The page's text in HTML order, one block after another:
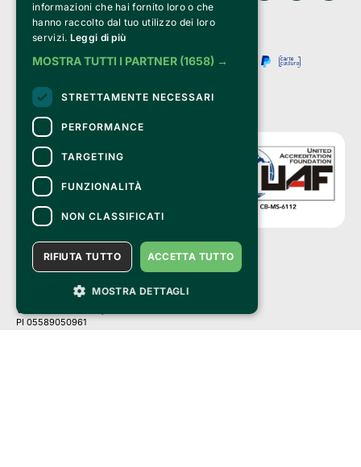
Clappit is a trademark of:
a Socio Unico
Via Fosse Ardeatine, 4 -20092 Cinisello Balsamo (MI)
PI 05589050961
informazioni che hai fornito loro o che
hanno raccolto dal tuo utilizzo dei loro
servizi. Leggi di più
MOSTRA TUTTI I PARTNER (1658) →
STRETTAMENTE NECESSARI
PERFORMANCE
TARGETING
FUNZIONALITÀ
NON CLASSIFICATI
ACCETTA TUTTO
RIFIUTA TUTTO
MOSTRA DETTAGLI